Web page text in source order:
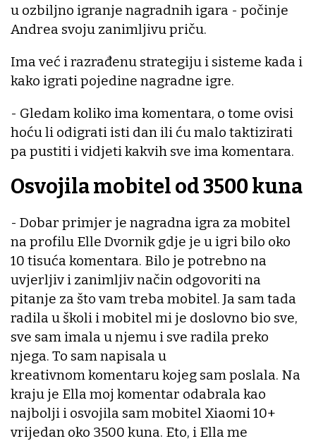
u ozbiljno igranje nagradnih igara - počinje
Andrea svoju zanimljivu priču.
Ima već i razrađenu strategiju i sisteme kada i
kako igrati pojedine nagradne igre.
- Gledam koliko ima komentara, o tome ovisi
hoću li odigrati isti dan ili ću malo taktizirati
pa pustiti i vidjeti kakvih sve ima komentara.
Osvojila mobitel od 3500 kuna
- Dobar primjer je nagradna igra za mobitel
na profilu Elle Dvornik gdje je u igri bilo oko
10 tisuća komentara. Bilo je potrebno na
uvjerljiv i zanimljiv način odgovoriti na
pitanje za što vam treba mobitel. Ja sam tada
radila u školi i mobitel mi je doslovno bio sve,
sve sam imala u njemu i sve radila preko
njega. To sam napisala u
kreativnom komentaru kojeg sam poslala. Na
kraju je Ella moj komentar odabrala kao
najbolji i osvojila sam mobitel Xiaomi 10+
vrijedan oko 3500 kuna. Eto, i Ella me